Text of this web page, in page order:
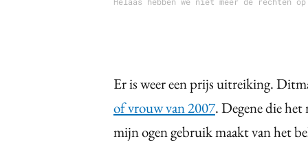
Er is weer een prijs uitreiking.
of vrouw van 2007. Degene die
mijn ogen gebruik maakt van het